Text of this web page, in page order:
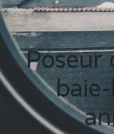
Poseur de fenêtre à sartilly-